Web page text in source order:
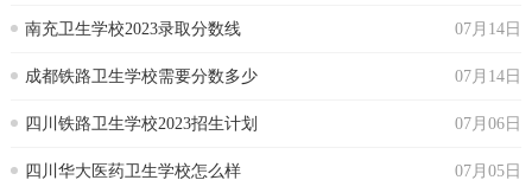
南充卫生学校2023录取分数线 07月14日
成都铁路卫生学校需要分数多少 07月14日
四川铁路卫生学校2023招生计划 07月06日
四川华大医药卫生学校怎么样 07月05日